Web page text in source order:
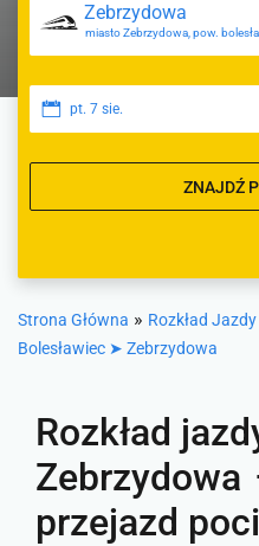
miasto Zebrzydowa, pow.
pt. 7 sie.
ZNAJDŹ
Strona Główna » Rozkład Jazdy
Bolesławiec ➤ Zebrzydowa
Rozkład
przejazd